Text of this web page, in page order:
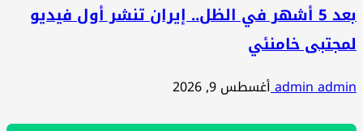
بعد 5 أشهر في الظل.. إيران تنشر أول فيديو
لمجتبى خامنئي
admin adminأغسطس 9, 2026